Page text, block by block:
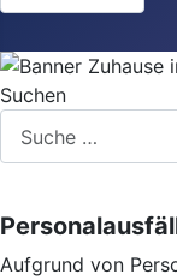
Suchen
Aufgrund von